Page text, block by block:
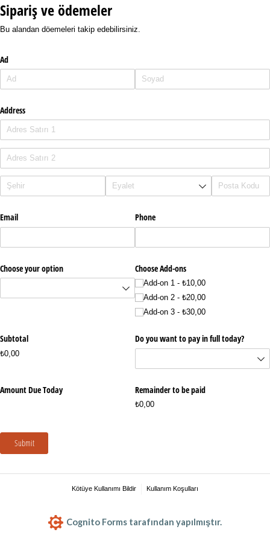
Sipariş ve ödemeler
Bu alandan döemeleri takip edebilirsiniz.
Ad
Address
Email Phone
Choose your option Choose Add-ons
Add-on 1
₺10,00
Add-on 2
₺20,00
Add-on 3
₺30,00
Subtotal
₺0,00
Do you want to pay in full today?
Amount Due Today Remainder to be paid
₺0,00
Submit
Kötüye Kullanımı Bildir Kullanım Koşulları
Cognito Forms tarafından yapılmıştır.